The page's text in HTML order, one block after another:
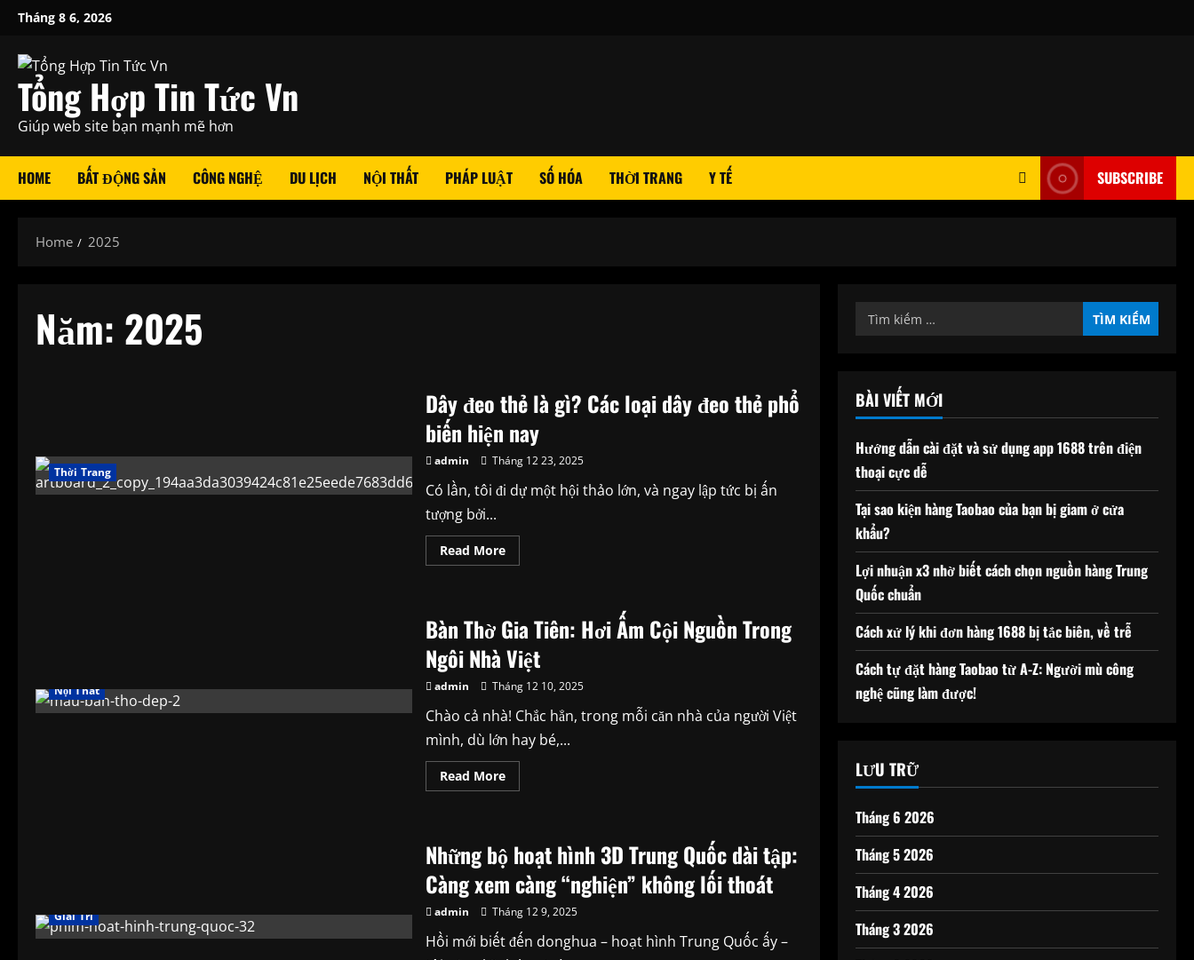
Skip
content
Tháng 8 6, 2026
Tổng Hợp Tin Tức Vn
Giúp web site bạn mạnh mẽ hơn
HOME BẤT ĐỘNG SẢN CÔNG NGHỆ DU LỊCH NỘI THẤT PHÁP LUẬT SỐ HÓA THỜI TRANG Y TẾ SUBSCRIBE
Home 2025
Năm: 2025
Thời Trang
Dây đeo thẻ là gì? Các loại dây đeo thẻ phổ
biến hiện nay
admin Tháng 12 23, 2025
Có lần, tôi đi dự một hội thảo lớn, và ngay lập tức bị ấn
tượng bởi...
Read MoreRead
more
là
gì?
Các
loại
đeo
phổ
biến
hiện
nay
Nội Thất
Bàn Thờ Gia Tiên: Hơi Ấm Cội Nguồn Trong
Ngôi Nhà Việt
admin Tháng 12 10, 2025
Chào cả nhà! Chắc hẳn, trong mỗi căn nhà của người Việt
mình, dù lớn hay bé,...
Read MoreRead
more
Tiên:
Hơi
Cội
Nguồn
Trong
Nhà
Việt
Giải Trí
Những bộ hoạt hình 3D Trung Quốc dài tập:
Càng xem càng “nghiện” không lối thoát
admin Tháng 12 9, 2025
Hồi mới biết đến donghua – hoạt hình Trung Quốc ấy –
Tìm
kiếm
BÀI VIẾT MỚI
Hướng dẫn cài đặt và sử dụng app 1688 trên điện
thoại cực dễ
Tại sao kiện hàng Taobao của bạn bị giam ở cửa
khẩu?
Lợi nhuận x3 nhờ biết cách chọn nguồn hàng Trung
Quốc chuẩn
Cách xử lý khi đơn hàng 1688 bị tắc biên, về trễ
Cách tự đặt hàng Taobao từ A-Z: Người mù công
nghệ cũng làm được!
LƯU TRỮ
Tháng 6 2026
Tháng 5 2026
Tháng 4 2026
Tháng 3 2026